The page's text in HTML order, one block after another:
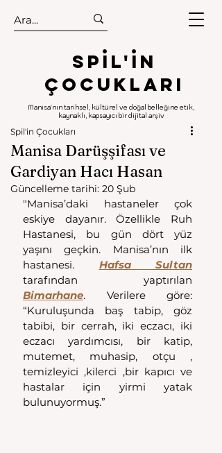
.
.
Spıl'in
Çocukları
Manisa'nın tarihsel, kültürel ve doğal belleğine etik,
kaynaklı, kapsayıcı bir dijital arşiv
Manisa Darüşşifası ve
Gardiyan Hacı Hasan
Spil'in Çocukları
Güncelleme tarihi: 20 Şub
"Manisa’daki hastaneler çok
eskiye dayanır. Özellikle Ruh
Hastanesi, bu gün dört yüz
yaşını geçkin. Manisa’nın ilk
hastanesi. Hafsa Sultan
Bimarhane. Verilere göre:
“Kuruluşunda baş tabip, göz
tabibi, bir cerrah, iki eczacı, iki
eczacı yardımcısı, bir katip,
mutemet, muhasip, otçu ,
temizleyici ,kilerci ,bir kapıcı ve
hastalar için yirmi yatak
bulunuyormuş.”